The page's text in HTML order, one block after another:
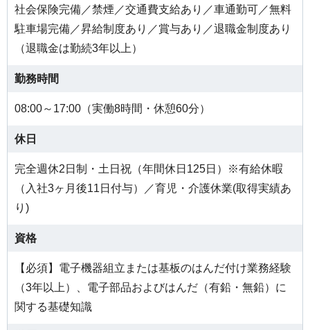
社会保険完備／禁煙／交通費支給あり／車通勤可／無料
駐車場完備／昇給制度あり／賞与あり／退職金制度あり
（退職金は勤続3年以上）
勤務時間
08:00～17:00（実働8時間・休憩60分）
休日
完全週休2日制・土日祝（年間休日125日）※有給休暇
（入社3ヶ月後11日付与）／育児・介護休業(取得実績あ
り)
資格
【必須】電子機器組立または基板のはんだ付け業務経験
（3年以上）、電子部品およびはんだ（有鉛・無鉛）に
関する基礎知識